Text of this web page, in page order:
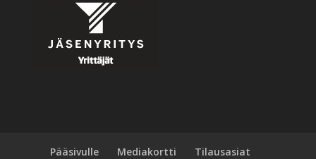
Pääsivulle Mediakortti Tilausasiat